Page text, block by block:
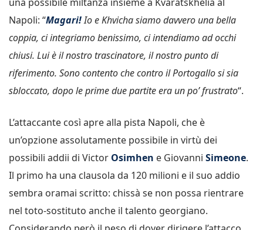
Napoli: “Magari!Io e Khvicha siamo davvero una bella
coppia, ci integriamo benissimo, ci intendiamo ad occhi
chiusi. Lui è il nostro trascinatore, il nostro punto di
riferimento. Sono contento che contro il Portogallo si sia
sbloccato, dopo le prime due partite era un po’ frustrato“.
L’attaccante così apre alla pista Napoli, che è
un’opzione assolutamente possibile in virtù dei
possibili addii di Victor Osimhen e Giovanni Simeone.
Il primo ha una clausola da 120 milioni e il suo addio
sembra oramai scritto: chissà se non possa rientrare
nel toto-sostituto anche il talento georgiano.